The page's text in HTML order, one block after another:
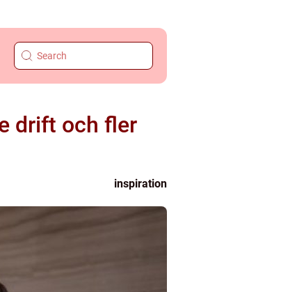
drift och fler
inspiration